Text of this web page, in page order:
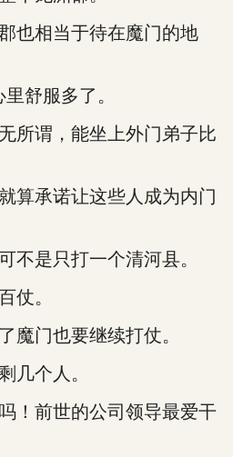
相当于待在魔门的地
舒服多了。
谓，能坐上外门弟子比
承诺让这些人成为内门
是只打一个清河县。
。
门也要继续打仗。
个人。
前世的公司领导最爱干